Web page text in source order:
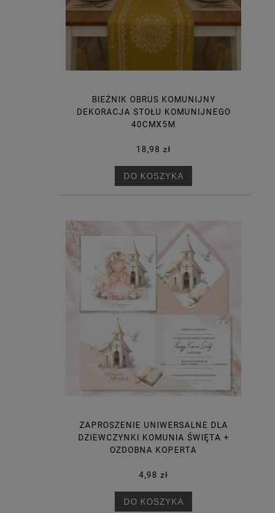
BIEŻNIK OBRUS KOMUNIJNY
DEKORACJA STOŁU KOMUNIJNEGO
40CMX5M
18,98 zł
DO KOSZYKA
ZAPROSZENIE UNIWERSALNE DLA
DZIEWCZYNKI KOMUNIA ŚWIĘTA +
OZDOBNA KOPERTA
4,98 zł
DO KOSZYKA